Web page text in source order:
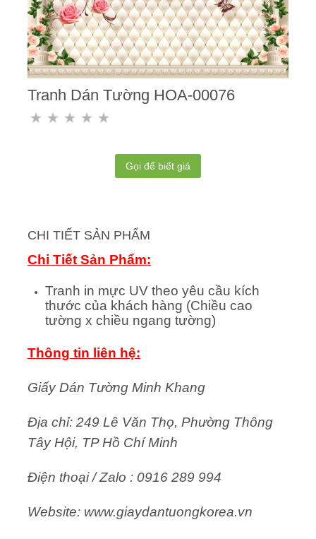
Tranh Dán Tường HOA-00076
Gọi để biết giá
CHI TIẾT SẢN PHẨM
Chi Tiết Sản Phẩm:
Tranh in mực UV theo yêu cầu kích
thước của khách hàng (Chiều cao
tường x chiều ngang tường)
Thông tin liên hệ:
Giấy Dán Tường Minh Khang
Địa chỉ: 249 Lê Văn Thọ, Phường Thông
Tây Hội, TP Hồ Chí Minh
Điện thoại / Zalo : 0916 289 994
Website: www.giaydantuongkorea.vn